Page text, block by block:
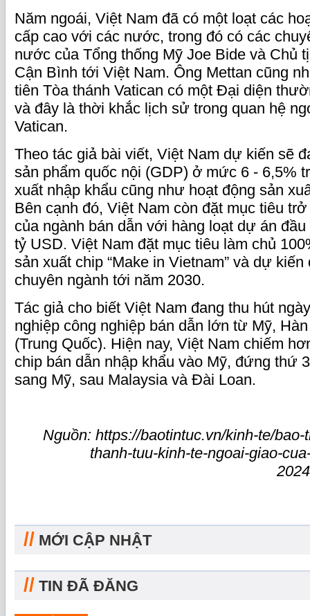
Năm ngoái, Việt Nam đã có một loạt các
cấp cao với các nước, trong đó có các
nước của Tổng thống Mỹ Joe Bide và Chủ
Cận Bình tới Việt Nam. Ông Mettan cũng
tiên Tòa thánh Vatican có một Đại diện
và đây là thời khắc lịch sử trong quan hệ
Vatican.
Theo tác giả bài viết, Việt Nam dự kiến sẽ
sản phẩm quốc nội (GDP) ở mức 6 - 6,5%
xuất nhập khẩu cũng như hoạt động sản
Bên cạnh đó, Việt Nam còn đặt mục tiêu
của ngành bán dẫn với hàng loạt dự án
tỷ USD. Việt Nam đặt mục tiêu làm chủ
sản xuất chip “Make in Vietnam” và dự
chuyên ngành tới năm 2030.
Tác giả cho biết Việt Nam đang thu hút
nghiệp công nghiệp bán dẫn lớn từ Mỹ,
(Trung Quốc). Hiện nay, Việt Nam chiếm
chip bán dẫn nhập khẩu vào Mỹ, đứng thứ
sang Mỹ, sau Malaysia và Đài Loan.
Nguồn: https://baotintuc.vn/kinh-te/
thanh-tuu-kinh-te-ngoai-giao-
// MỚI CẬP NHẬT
// TIN ĐÃ ĐĂNG